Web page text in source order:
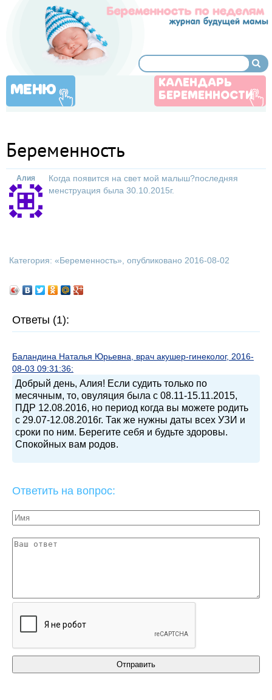
МЕНЮ
КАЛЕНДАРЬ
БЕРЕМЕННОСТИ
Беременность
Алия
Когда появится на свет мой малыш?последняя
менструация была 30.10.2015г.
Категория: «Беременность», опубликовано 2016-08-02
Ответы (1):
Баландина Наталья Юрьевна, врач акушер-гинеколог, 2016-
08-03 09:31:36:
Добрый день, Алия! Если судить только по
месячным, то, овуляция была с 08.11-15.11.2015,
ПДР 12.08.2016, но период когда вы можете родить
с 29.07-12.08.2016г. Так же нужны даты всех УЗИ и
сроки по ним. Берегите себя и будьте здоровы.
Спокойных вам родов.
Ответить на вопрос: